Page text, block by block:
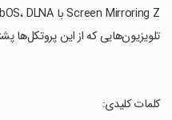
تلویزیون‌هایی که از این پروتکل‌ها
‏کلمات کلیدی: